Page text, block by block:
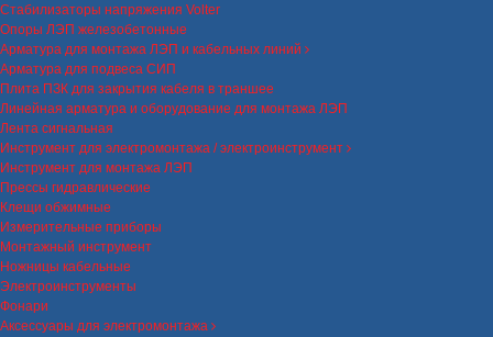
Стабилизаторы напряжения Volter
Опоры ЛЭП железобетонные
Арматура для монтажа ЛЭП и кабельных линий
Арматура для подвеса СИП
Плита ПЗК для закрытия кабеля в траншее
Линейная арматура и оборудование для монтажа ЛЭП
Лента сигнальная
Инструмент для электромонтажа / электроинструмент
Инструмент для монтажа ЛЭП
Прессы гидравлические
Клещи обжимные
Измерительные приборы
Монтажный инструмент
Ножницы кабельные
Электроинструменты
Фонари
Аксессуары для электромонтажа